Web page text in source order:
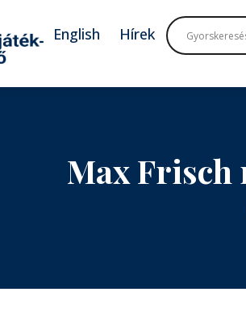
English Hírek
Max Frisch